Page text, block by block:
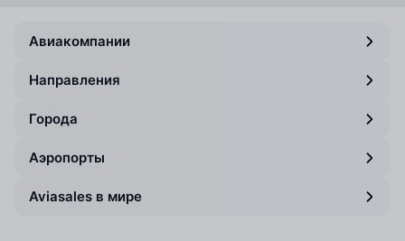
Авиакомпании
Направления
Города
Аэропорты
Aviasales в мире